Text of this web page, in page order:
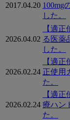
2017.04.20 100mg
した。
2026.04.02
【適
る医薬
した。
2026.02.24
【適
正使用
た。
2026.02.24
【適
療ハン
た。